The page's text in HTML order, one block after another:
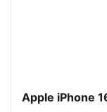
Apple iPhone